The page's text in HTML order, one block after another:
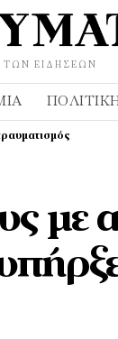
ΤΩΝ ΕΙΔΉΣΕΩΝ
με